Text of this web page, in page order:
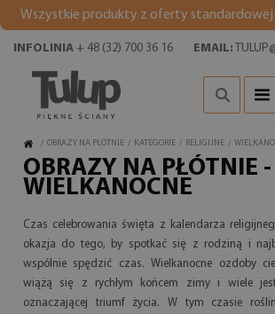
Wszystkie produkty z oferty standardowej
INFOLINIA + 48 (32) 700 36 16 EMAIL:
/ OBRAZY NA PŁÓTNIE / KATEGORIE / RELIGIJNE /
OBRAZY NA PŁÓTNIE -
WIELKANOCNE
Czas celebrowania święta z kalendarza
okazja do tego, by spotkać się z rodziną i
wspólnie spędzić czas. Wielkanocne ozdoby
wiążą się z rychłym końcem zimy i wiele
oznaczającej triumf życia. W tym czasie